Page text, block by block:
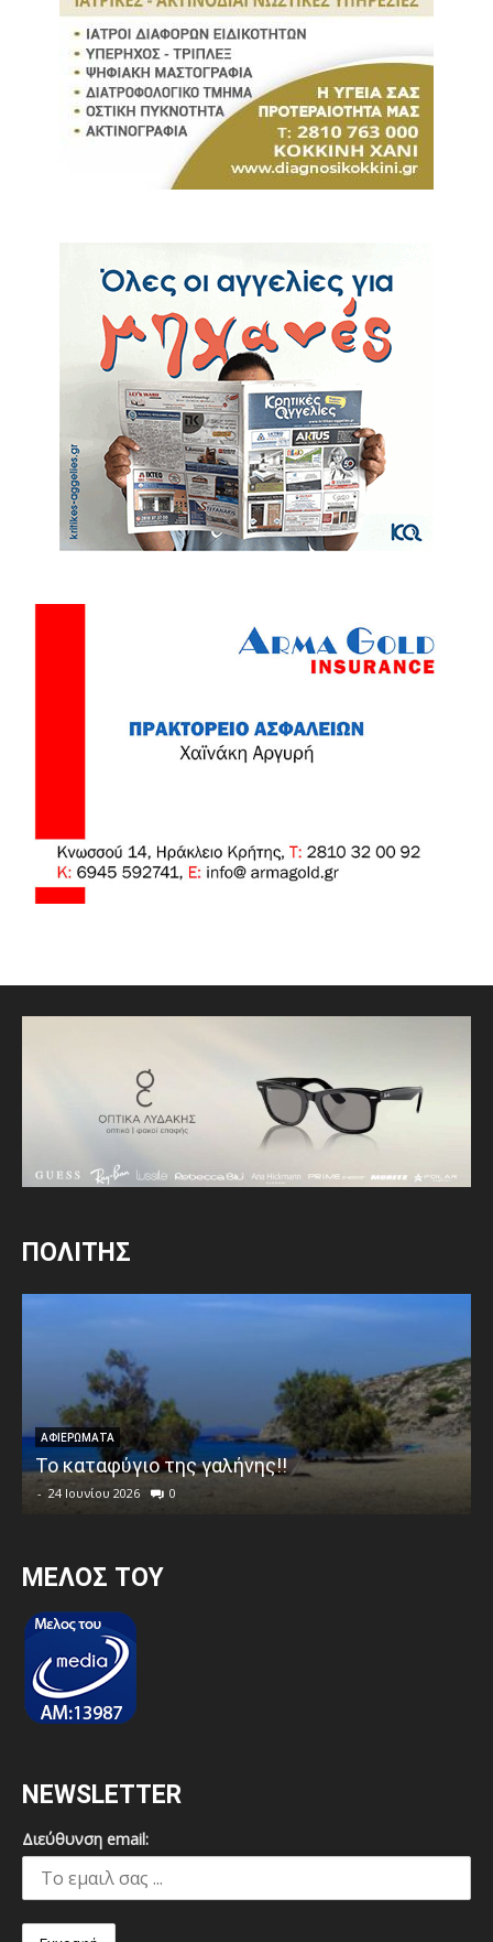
ΠΟΛΙΤΗΣ
ΑΦΙΕΡΩΜΑΤΑ
Το καταφύγιο της γαλήνης!!
- 24 Ιουνίου 2026 0
MEΛΟΣ ΤΟΥ
NEWSLETTER
Διεύθυνση email: